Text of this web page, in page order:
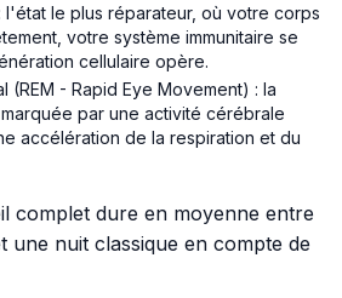
l'état le plus réparateur, où votre corps
votre système immunitaire se
cellulaire opère.
(REM - Rapid Eye Movement) : la
par une activité cérébrale
accélération de la respiration et du
complet dure en moyenne entre
une nuit classique en compte de